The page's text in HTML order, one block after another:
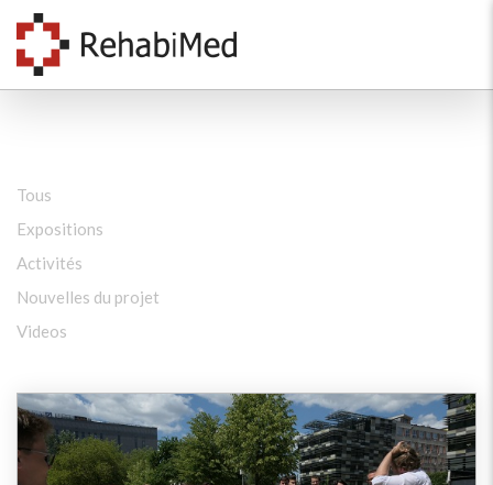
Tous
Expositions
Activités
Nouvelles du projet
Videos